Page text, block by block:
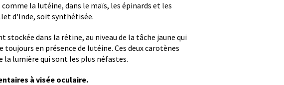
la lutéine, dans le maïs, les épinards et les
d'Inde, soit synthétisée.
dans la rétine, au niveau de la tâche jaune qui
en présence de lutéine. Ces deux carotènes
lumière qui sont les plus néfastes.
à visée oculaire.